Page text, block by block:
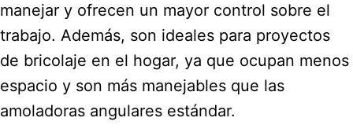
manejar y ofrecen un mayor control sobre el
trabajo. Además, son ideales para proyectos
de bricolaje en el hogar, ya que ocupan menos
espacio y son más manejables que las
amoladoras angulares estándar.